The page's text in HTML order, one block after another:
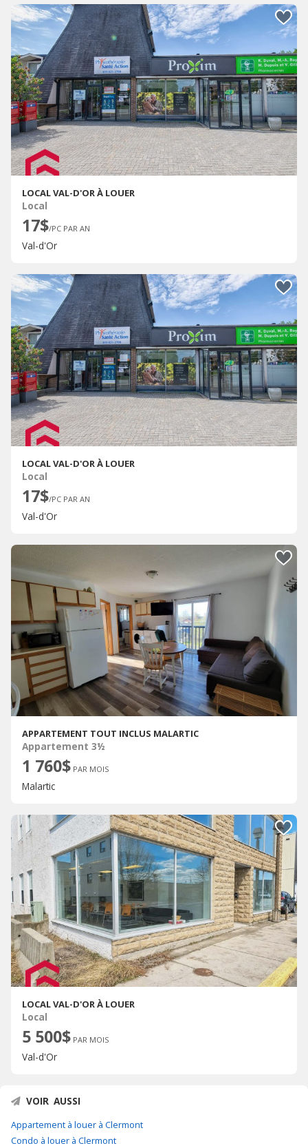
LOCAL VAL-D'OR À LOUER
Local
17$/PC PAR AN
Val-d'Or
LOCAL VAL-D'OR À LOUER
Local
17$/PC PAR AN
Val-d'Or
APPARTEMENT TOUT INCLUS MALARTIC
Appartement 3½
1 760$ PAR MOIS
Malartic
LOCAL VAL-D'OR À LOUER
Local
5 500$ PAR MOIS
Val-d'Or
VOIR AUSSI
Appartement à louer à Clermont
Condo à louer à Clermont